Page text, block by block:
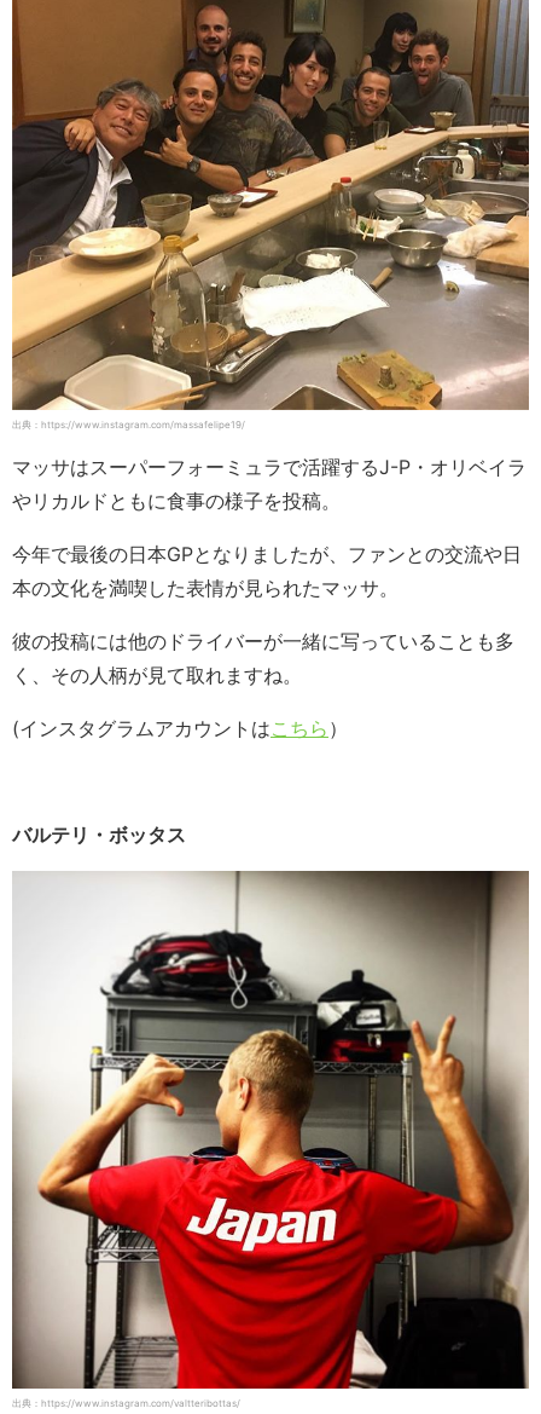
出典：https://www.instagram.com/massafelipe19/
マッサはスーパーフォーミュラで活躍するJ-P・オリベイラ
やリカルドともに食事の様子を投稿。
今年で最後の日本GPとなりましたが、ファンとの交流や日
本の文化を満喫した表情が見られたマッサ。
彼の投稿には他のドライバーが一緒に写っていることも多
く、その人柄が見て取れますね。
(インスタグラムアカウントはこちら ）
バルテリ・ボッタス
出典：https://www.instagram.com/valtteribottas/